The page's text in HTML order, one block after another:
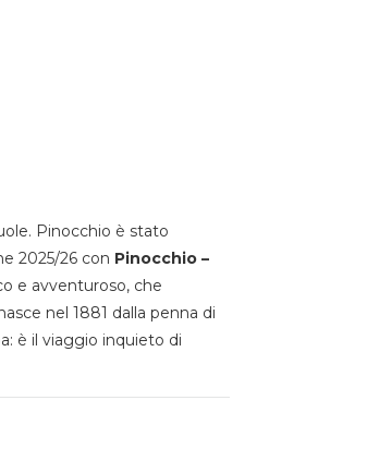
Pinocchio è stato
2025/26 con Pinocchio –
e avventuroso, che
nel 1881 dalla penna di
è il viaggio inquieto di